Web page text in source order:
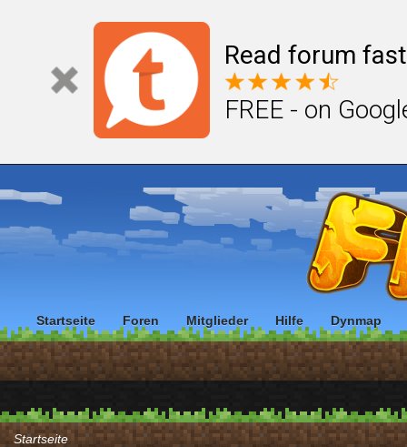
Read forum
FREE - on
Startseite
Startseite Foren Mitglieder Hilfe Dynmap